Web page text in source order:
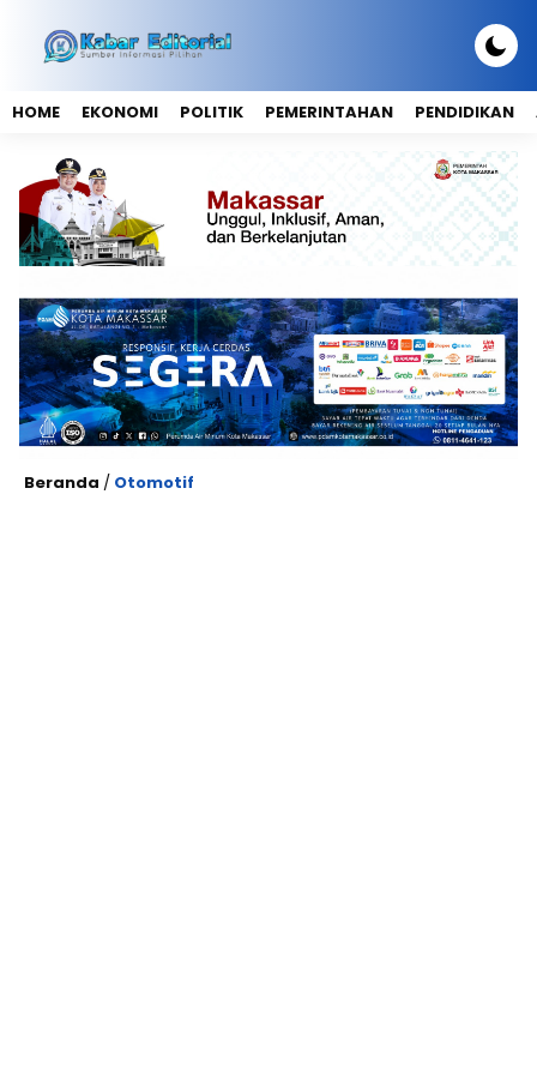
HOME EKONOMI POLITIK PEMERINTAHAN PENDIDIKAN
Beranda / Otomotif